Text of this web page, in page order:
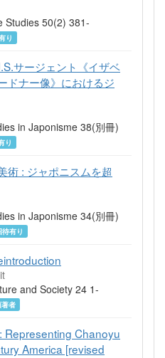
Studies 50(2) 381-
り
サージェント《イザベ
ドナー像》におけるジ
in Japonisme 38(別冊)
り
術 : ジャポニスムを超
in Japonisme 34(別冊)
待有り
and Society 24 1-
者
Representing Chanoyu
America [revised